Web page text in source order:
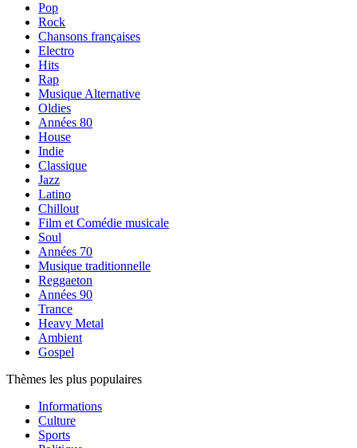
Pop
Rock
Chansons françaises
Electro
Hits
Rap
Musique Alternative
Oldies
Années 80
House
Indie
Classique
Jazz
Latino
Chillout
Film et Comédie musicale
Soul
Années 70
Musique traditionnelle
Reggaeton
Années 90
Trance
Heavy Metal
Ambient
Gospel
Thèmes les plus populaires
Informations
Culture
Sports